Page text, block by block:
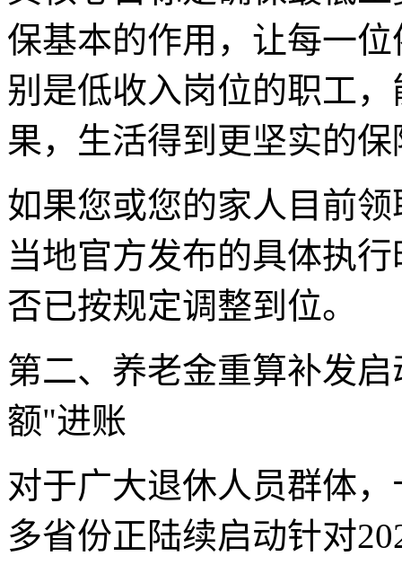
保基本的作用，让每一
别是低收入岗位的职工
果，生活得到更坚实的保
如果您或您的家人目前
当地官方发布的具体执
否已按规定调整到位。
第二、养老金重算补发
额"进账
对于广大退休人员群体
多省份正陆续启动针对